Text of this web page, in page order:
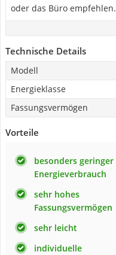
oder das Büro empfehlen.
Technische Details
Modell
Energieklasse
Fassungsvermögen
Vorteile
besonders geringer
Energieverbrauch
sehr hohes
Fassungsvermögen
sehr leicht
individuelle